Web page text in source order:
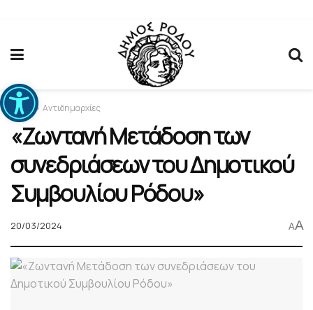
Ανοίξτε τη γραμμή εργαλείων
Home Αντιδημαρχίες
«Ζωντανή Μετάδοση των
συνεδριάσεων του Δημοτικού
Συμβουλίου Ρόδου»
20/03/2024 AA